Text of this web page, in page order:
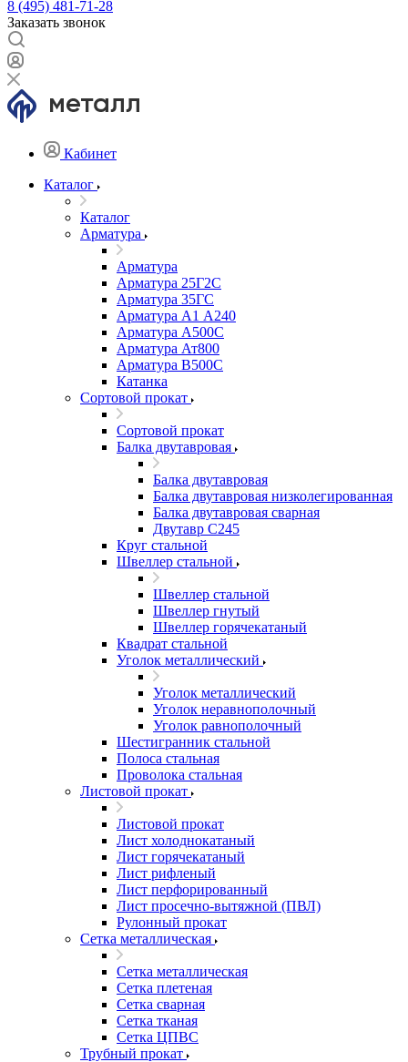
8 (495) 481-71-28
Заказать звонок
Кабинет
Каталог
Каталог
Арматура
Арматура
Арматура 25Г2С
Арматура 35ГС
Арматура А1 А240
Арматура А500С
Арматура Ат800
Арматура В500С
Катанка
Сортовой прокат
Сортовой прокат
Балка двутавровая
Балка двутавровая
Балка двутавровая низколегированная
Балка двутавровая сварная
Двутавр С245
Круг стальной
Швеллер стальной
Швеллер стальной
Швеллер гнутый
Швеллер горячекатаный
Квадрат стальной
Уголок металлический
Уголок металлический
Уголок неравнополочный
Уголок равнополочный
Шестигранник стальной
Полоса стальная
Проволока стальная
Листовой прокат
Листовой прокат
Лист холоднокатаный
Лист горячекатаный
Лист рифленый
Лист перфорированный
Лист просечно-вытяжной (ПВЛ)
Рулонный прокат
Сетка металлическая
Сетка металлическая
Сетка плетеная
Сетка сварная
Сетка тканая
Сетка ЦПВС
Трубный прокат